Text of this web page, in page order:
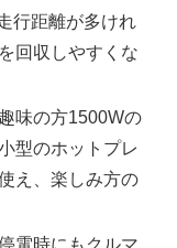
行距離が多けれ
回収しやすくな
味の方1500Wの
型のホットプレ
え、楽しみ方の